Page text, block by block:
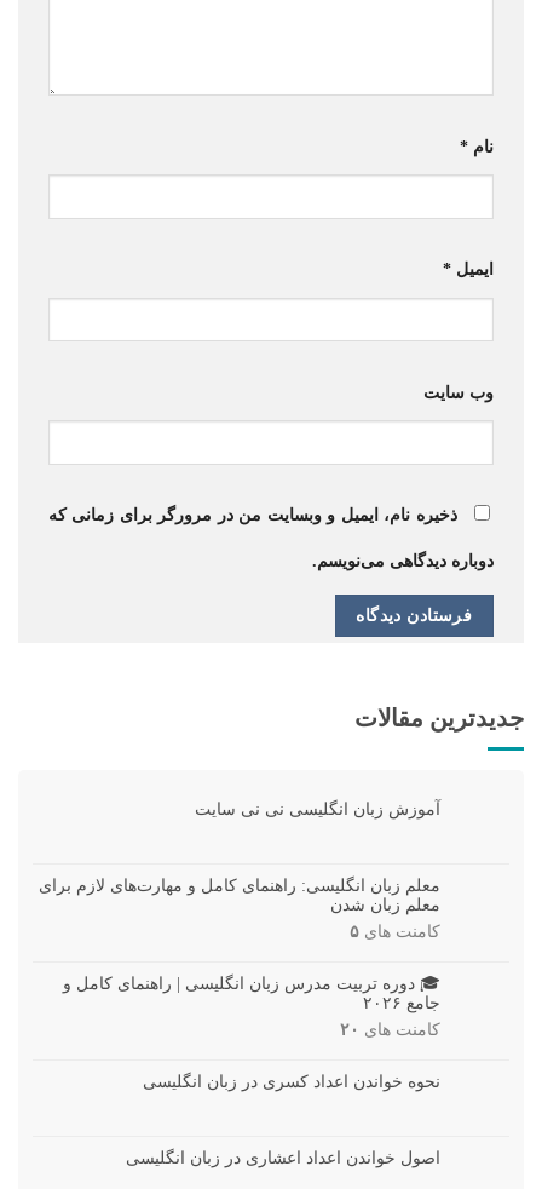
جدیدترین مقالات
آموزش زبان انگلیسی نی نی سایت
معلم زبان انگلیسی: راهنمای کامل و مهارت‌های لازم برای
معلم زبان شدن
کامنت های ۵
🎓 دوره تربیت مدرس زبان انگلیسی | راهنمای کامل و
جامع ۲۰۲۶
کامنت های ۲۰
نحوه خواندن اعداد کسری در زبان انگلیسی
اصول خواندن اعداد اعشاری در زبان انگلیسی
نام *
ایمیل *
وب‌ سایت
ذخیره نام، ایمیل و وبسایت من در مرورگر برای زمانی که
دوباره دیدگاهی می‌نویسم.